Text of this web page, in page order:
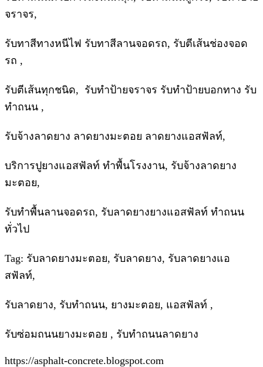
จราจร,
รับทาสีทางหนีไฟ รับทาสีลานจอดรถ, รับตีเส้นช่องจอด
รถ ,
รับตีเส้นทุกชนิด, รับทำป้ายจราจร รับทำป้ายบอกทาง รับ
ทำถนน ,
รับจ้างลาดยาง ลาดยางมะตอย ลาดยางแอสฟัลท์,
บริการปูยางแอสฟัลท์ ทำพื้นโรงงาน, รับจ้างลาดยาง
มะตอย,
รับทำพื้นลานจอดรถ, รับลาดยางยางแอสฟัลท์ ทำถนน
ทั่วไป
Tag: รับลาดยางมะตอย, รับลาดยาง, รับลาดยางแอ
สฟัลท์,
รับลาดยาง, รับทำถนน, ยางมะตอย, แอสฟัลท์ ,
รับซ่อมถนนยางมะตอย , รับทำถนนลาดยาง
https://asphalt-concrete.blogspot.com